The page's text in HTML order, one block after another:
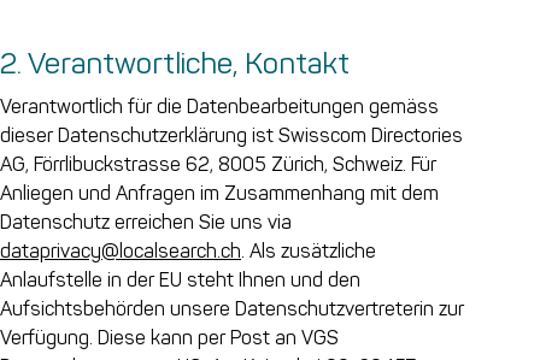
2. Verantwortliche, Kontakt
Verantwortlich für die Datenbearbeitungen gemäss
dieser Datenschutzerklärung ist Swisscom Directories
AG, Förrlibuckstrasse 62, 8005 Zürich, Schweiz. Für
Anliegen und Anfragen im Zusammenhang mit dem
Datenschutz erreichen Sie uns via
dataprivacy@localsearch.ch. Als zusätzliche
Anlaufstelle in der EU steht Ihnen und den
Aufsichtsbehörden unsere Datenschutzvertreterin zur
Verfügung. Diese kann per Post an VGS